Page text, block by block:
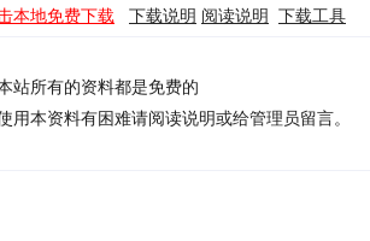
本地免费下载 下载说明 阅读说明 下载工具
站所有的资料都是免费的
用本资料有困难请阅读说明或给管理员留言。